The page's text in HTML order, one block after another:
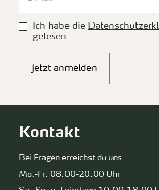
Ich habe die
gelesen.
Jetzt anmelden
Kontakt
Bei Fragen erreichst du uns
Mo.-Fr. 08:00-20:00 Uhr